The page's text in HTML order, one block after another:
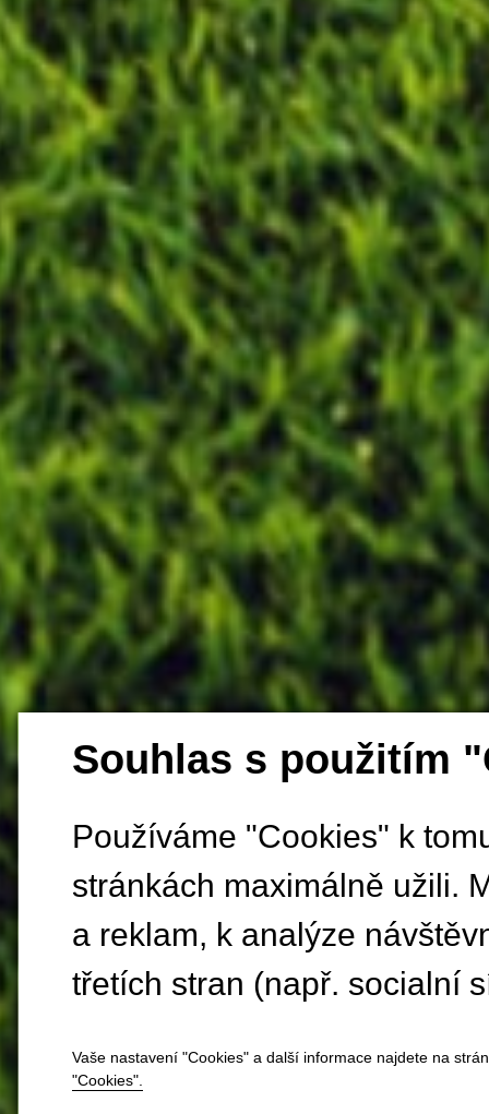
Souhlas s použitím
Používáme "Cookies" k
stránkách maximálně užili.
a reklam, k analýze
třetích stran (např. socialní
Vaše nastavení "Cookies" a další informace najdete na
"Cookies".